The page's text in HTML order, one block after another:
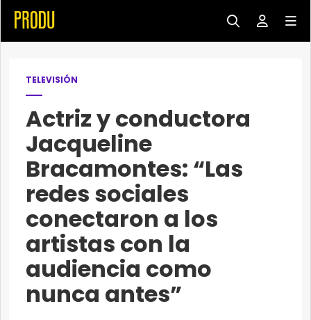
TELEVISIÓN
Actriz y conductora
Jacqueline
Bracamontes: “Las
redes sociales
conectaron a los
artistas con la
audiencia como
nunca antes”